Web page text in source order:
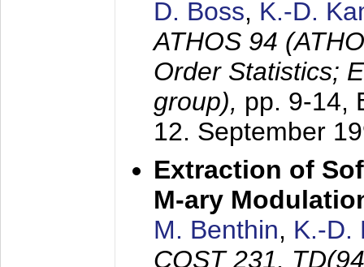
D. Boss, K.-D.
ATHOS 94
Order Statistics;
group), pp. 9-14,
12. September
Extraction of
M-ary
M. Benthin, K.-D.
COST 231,